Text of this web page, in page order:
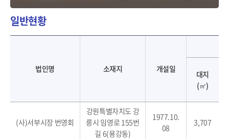
일반현황
법인명 소재지 개설일
대지
(㎡)
(사)서부시장 번영회
강원특별자치도 강
릉시 임영로 155번
길 6(용강동)
1977.10.
08
3,707